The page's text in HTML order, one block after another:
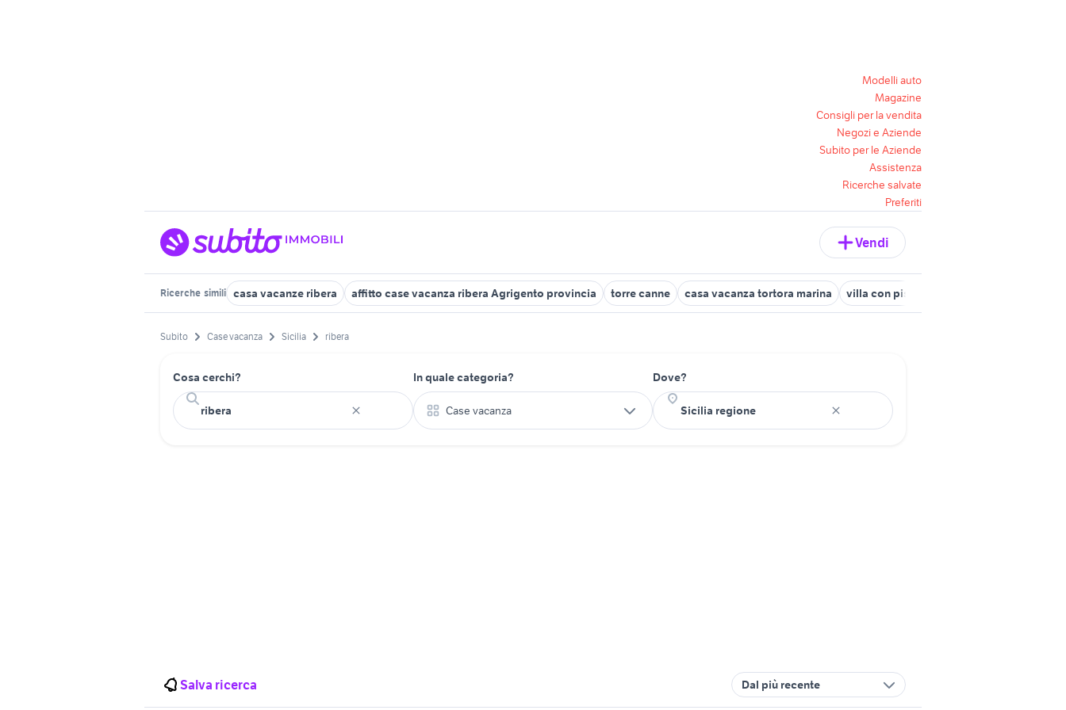
Modelli auto
Magazine
Consigli per la vendita
Negozi e Aziende
Subito per le Aziende
Assistenza
Ricerche salvate
Preferiti
Vendi
Ricerche simili casa vacanze ribera affitto case vacanza ribera Agrigento provincia torre canne casa vacanza tortora marina villa con piscina sicilia
Subito Case vacanza Sicilia ribera
Cosa cerchi? In quale categoria?
Case vacanza
Dove?
Salva ricerca Dal più recente